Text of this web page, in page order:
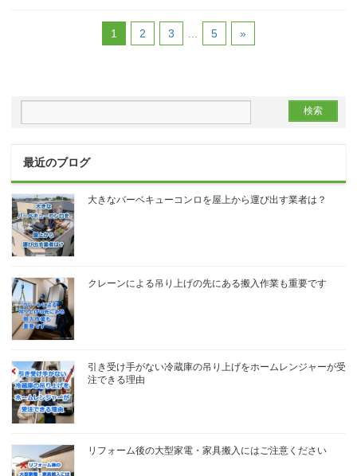
1 2 3 5 »
最近のブログ
大きなバーベキューコンロを屋上から運び出す業者は？
クレーンによる吊り上げの先にある搬入作業も重要です
引き受け手がない冷蔵庫の吊り上げをホームレンジャーが受
注できる理由
リフォーム後の大型家電・家具搬入にはご注意ください